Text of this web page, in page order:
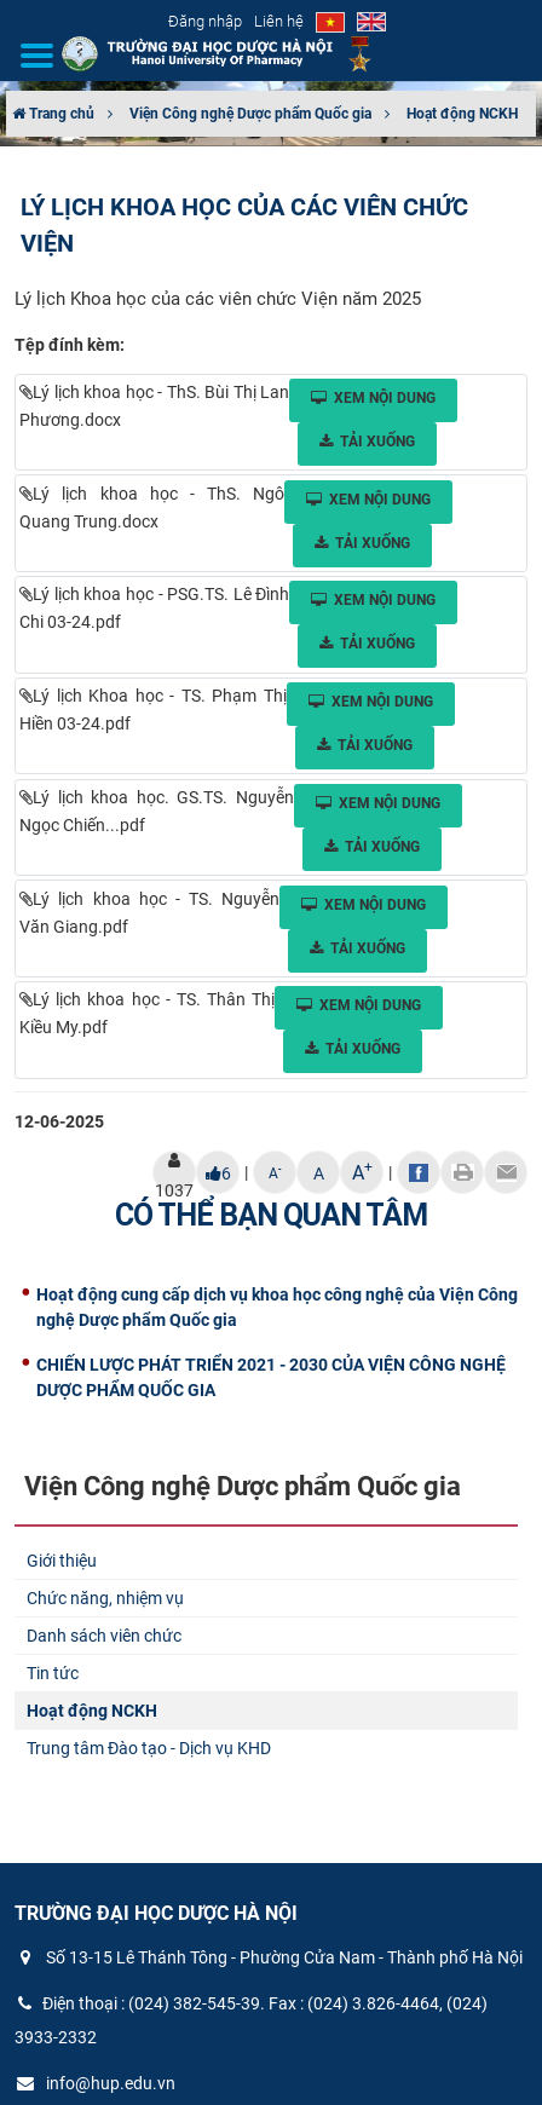
Đăng nhập Liên hệ
CƠ CẤU TỔ CHỨC
ĐÀO TẠO
ĐẢM BẢO CHẤT LƯỢNG
HTQT
CỰU NGƯỜI HỌC
Trang chủ Viện Công nghệ Dược phẩm Quốc gia Hoạt động NCKH
LÝ LỊCH KHOA HỌC CỦA CÁC VIÊN CHỨC
VIỆN
Lý lịch Khoa học của các viên chức Viện năm 2025
Tệp đính kèm:
Lý lịch khoa học - ThS. Bùi Thị Lan
Phương.docx
XEM NỘI DUNG
TẢI XUỐNG
Lý lịch khoa học - ThS. Ngô
Quang Trung.docx
XEM NỘI DUNG
TẢI XUỐNG
Lý lịch khoa học - PSG.TS. Lê Đình
Chi 03-24.pdf
XEM NỘI DUNG
TẢI XUỐNG
Lý lịch Khoa học - TS. Phạm Thị
Hiền 03-24.pdf
XEM NỘI DUNG
TẢI XUỐNG
Lý lịch khoa học. GS.TS. Nguyễn
Ngọc Chiến...pdf
XEM NỘI DUNG
TẢI XUỐNG
Lý lịch khoa học - TS. Nguyễn
Văn Giang.pdf
XEM NỘI DUNG
TẢI XUỐNG
Lý lịch khoa học - TS. Thân Thị
Kiều My.pdf
XEM NỘI DUNG
TẢI XUỐNG
12-06-2025
1037
6 | A- A A+ |
CÓ THỂ BẠN QUAN TÂM
Hoạt động cung cấp dịch vụ khoa học công nghệ của Viện Công
nghệ Dược phẩm Quốc gia
CHIẾN LƯỢC PHÁT TRIỂN 2021 - 2030 CỦA VIỆN CÔNG NGHỆ
DƯỢC PHẨM QUỐC GIA
Viện Công nghệ Dược phẩm Quốc gia
Giới thiệu
Chức năng, nhiệm vụ
Danh sách viên chức
Tin tức
Hoạt động NCKH
Trung tâm Đào tạo - Dịch vụ KHD
TRƯỜNG ĐẠI HỌC DƯỢC HÀ NỘI
Số 13-15 Lê Thánh Tông - Phường Cửa Nam - Thành phố Hà Nội
Điện thoại : (024) 382-545-39. Fax : (024) 3.826-4464, (024)
3933-2332
info@hup.edu.vn